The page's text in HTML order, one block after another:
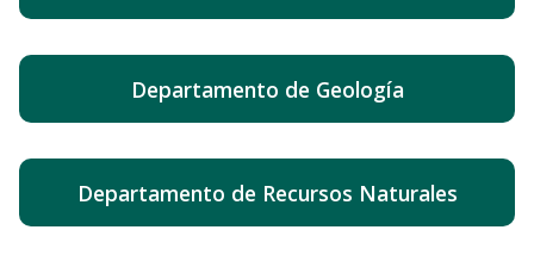
Departamento de Geología
Departamento de Recursos Naturales